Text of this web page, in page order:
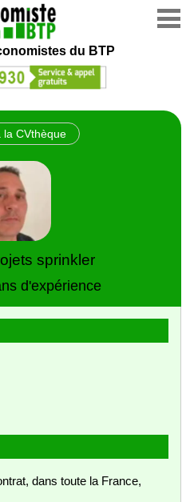
du BTP
la CVthèque
sprinkler
d'expérience
dans toute la France,